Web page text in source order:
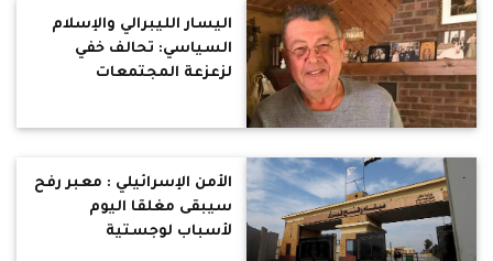
اليسار الليبرالي والإسلام
السياسي: تحالف خفي
لزعزعة المجتمعات
الأمن الإسرائيلي : معبر رفح
سيبقى مغلقا اليوم
لأسباب لوجستية